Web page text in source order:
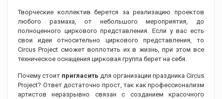
Творческие коллектив берется за реализацию проектов
любого размаха, от небольшого мероприятия, до
полноценного циркового представления. Если у вас есть
свои идеи относительно циркового представления, то
Circus Project сможет воплотить их в жизнь, при этом все
техническое оснащения цирковая группа берет на себя.
Почему стоит пригласить для организации праздника Circus
Project? Ответ достаточно прост, так как профессионализм
артистов неразрывно связан с созданием красочного